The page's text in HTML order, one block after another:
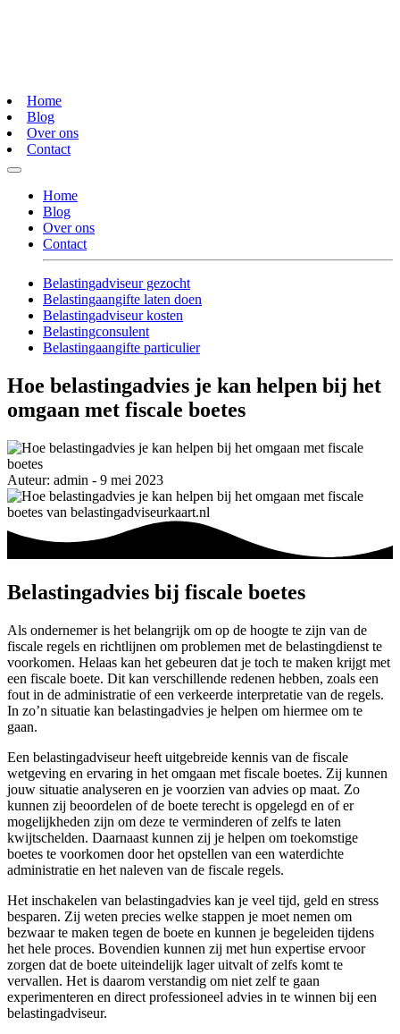
Home
Blog
Over ons
Contact
Home
Blog
Over ons
Contact
Belastingadviseur gezocht
Belastingaangifte laten doen
Belastingadviseur kosten
Belastingconsulent
Belastingaangifte particulier
Hoe belastingadvies je kan helpen bij het
omgaan met fiscale boetes
Auteur: admin - 9 mei 2023
Belastingadvies bij fiscale boetes
Als ondernemer is het belangrijk om op de hoogte te zijn van de
fiscale regels en richtlijnen om problemen met de belastingdienst te
voorkomen. Helaas kan het gebeuren dat je toch te maken krijgt met
een fiscale boete. Dit kan verschillende redenen hebben, zoals een
fout in de administratie of een verkeerde interpretatie van de regels.
In zo’n situatie kan belastingadvies je helpen om hiermee om te
gaan.
Een belastingadviseur heeft uitgebreide kennis van de fiscale
wetgeving en ervaring in het omgaan met fiscale boetes. Zij kunnen
jouw situatie analyseren en je voorzien van advies op maat. Zo
kunnen zij beoordelen of de boete terecht is opgelegd en of er
mogelijkheden zijn om deze te verminderen of zelfs te laten
kwijtschelden. Daarnaast kunnen zij je helpen om toekomstige
boetes te voorkomen door het opstellen van een waterdichte
administratie en het naleven van de fiscale regels.
Het inschakelen van belastingadvies kan je veel tijd, geld en stress
besparen. Zij weten precies welke stappen je moet nemen om
bezwaar te maken tegen de boete en kunnen je begeleiden tijdens
het hele proces. Bovendien kunnen zij met hun expertise ervoor
zorgen dat de boete uiteindelijk lager uitvalt of zelfs komt te
vervallen. Het is daarom verstandig om niet zelf te gaan
experimenteren en direct professioneel advies in te winnen bij een
belastingadviseur.